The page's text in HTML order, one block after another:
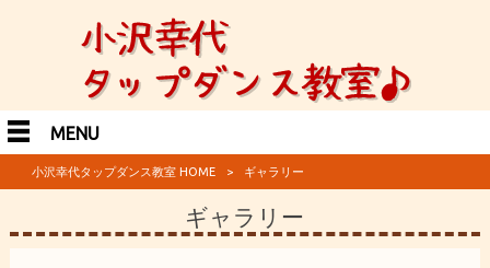
MENU
小沢幸代タップダンス教室 HOME > ギャラリー
ギャラリー